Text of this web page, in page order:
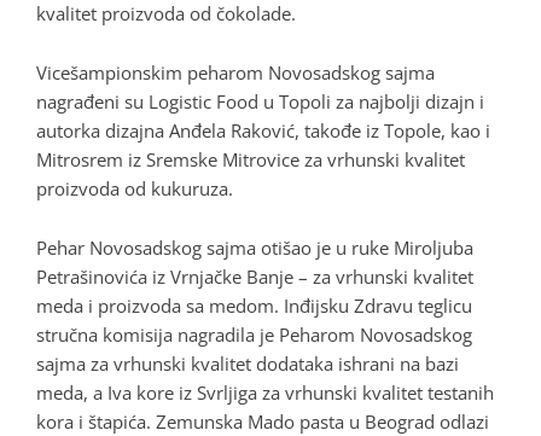
kvalitet proizvoda od čokolade.
Vicešampionskim peharom Novosadskog sajma
nagrađeni su Logistic Food u Topoli za najbolji dizajn i
autorka dizajna Anđela Raković, takođe iz Topole, kao i
Mitrosrem iz Sremske Mitrovice za vrhunski kvalitet
proizvoda od kukuruza.
Pehar Novosadskog sajma otišao je u ruke Miroljuba
Petrašinovića iz Vrnjačke Banje – za vrhunski kvalitet
meda i proizvoda sa medom. Inđijsku Zdravu teglicu
stručna komisija nagradila je Peharom Novosadskog
sajma za vrhunski kvalitet dodataka ishrani na bazi
meda, a Iva kore iz Svrljiga za vrhunski kvalitet testanih
kora i štapića. Zemunska Mado pasta u Beograd odlazi